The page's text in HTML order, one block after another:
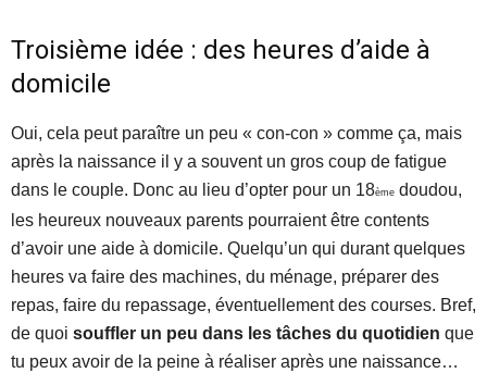
Troisième idée : des heures d’aide à
domicile
Oui, cela peut paraître un peu « con-con » comme ça, mais
après la naissance il y a souvent un gros coup de fatigue
dans le couple. Donc au lieu d’opter pour un 18ème doudou,
les heureux nouveaux parents pourraient être contents
d’avoir une aide à domicile. Quelqu’un qui durant quelques
heures va faire des machines, du ménage, préparer des
repas, faire du repassage, éventuellement des courses. Bref,
de quoi souffler un peu dans les tâches du quotidien que
tu peux avoir de la peine à réaliser après une naissance…